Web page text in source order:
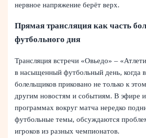
нервное напряжение берёт верх.
Прямая трансляция как часть
футбольного дня
Трансляция встречи «Овьедо» –
в насыщенный футбольный день, когда
болельщиков приковано не только к
другим новостям и событиям. В эфире
программах вокруг матча нередко
футбольные темы, обсуждаются
игроков из разных чемпионатов.